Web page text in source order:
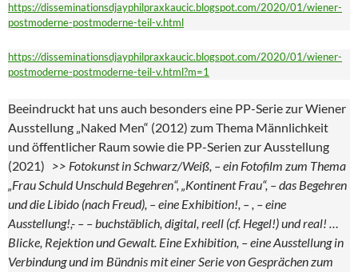
https://disseminationsdjayphilpraxkaucic.blogspot.com/2020/01/wiener-
postmoderne-postmoderne-teil-v.html
https://disseminationsdjayphilpraxkaucic.blogspot.com/2020/01/wiener-
postmoderne-postmoderne-teil-v.html?m=1
Beeindruckt hat uns auch besonders eine PP-Serie zur Wiener
Ausstellung „Naked Men“ (2012) zum Thema Männlichkeit
und öffentlicher Raum sowie die PP-Serien zur Ausstellung
(2021) >> Fotokunst in Schwarz/Weiß, – ein Fotofilm zum Thema
„Frau Schuld Unschuld Begehren“, „Kontinent Frau“, – das Begehren
und die Libido (nach Freud), – eine Exhibition!, – , – eine
Ausstellung!,- – – buchstäblich, digital, reell (cf. Hegel!) und real! …
Blicke, Rejektion und Gewalt. Eine Exhibition, – eine Ausstellung in
Verbindung und im Bündnis mit einer Serie von Gesprächen zum